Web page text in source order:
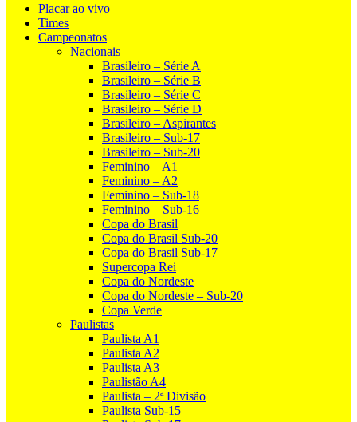
Placar ao vivo
Times
Campeonatos
Nacionais
Brasileiro – Série A
Brasileiro – Série B
Brasileiro – Série C
Brasileiro – Série D
Brasileiro – Aspirantes
Brasileiro – Sub-17
Brasileiro – Sub-20
Feminino – A1
Feminino – A2
Feminino – Sub-18
Feminino – Sub-16
Copa do Brasil
Copa do Brasil Sub-20
Copa do Brasil Sub-17
Supercopa Rei
Copa do Nordeste
Copa do Nordeste – Sub-20
Copa Verde
Paulistas
Paulista A1
Paulista A2
Paulista A3
Paulistão A4
Paulista – 2ª Divisão
Paulista Sub-15